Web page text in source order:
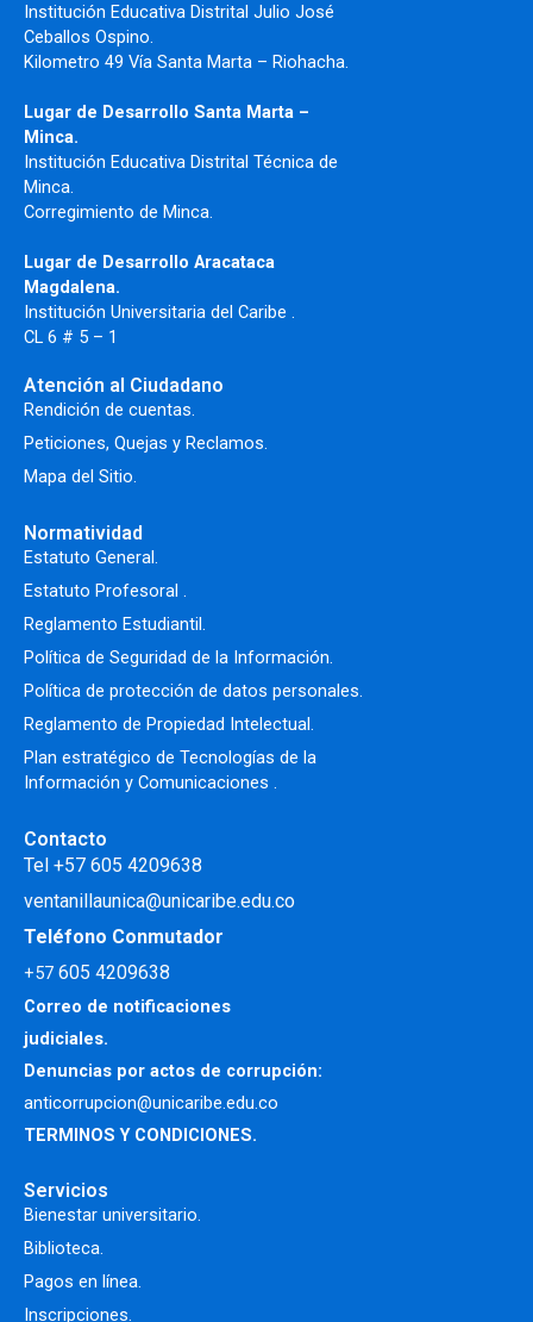
Institución Educativa Distrital Julio José
Ceballos Ospino.
Kilometro 49 Vía Santa Marta – Riohacha.
Lugar de Desarrollo Santa Marta –
Minca.
Institución Educativa Distrital Técnica de
Minca.
Corregimiento de Minca.
Lugar de Desarrollo Aracataca
Magdalena.
Institución Universitaria del Caribe .
CL 6 # 5 – 1
Atención al Ciudadano
Rendición de cuentas.
Peticiones, Quejas y Reclamos.
Mapa del Sitio.
Normatividad
Estatuto General.
Estatuto Profesoral .
Reglamento Estudiantil.
Política de Seguridad de la Información.
Política de protección de datos personales.
Reglamento de Propiedad Intelectual.
Plan estratégico de Tecnologías de la
Información y Comunicaciones .
Contacto
Tel +57 605 4209638
ventanillaunica@unicaribe.edu.co
Teléfono Conmutador
+57 605 4209638
Correo de notificaciones
judiciales.
Denuncias por actos de corrupción:
anticorrupcion@unicaribe.edu.co
TERMINOS Y CONDICIONES.
Servicios
Bienestar universitario.
Biblioteca.
Pagos en línea.
Inscripciones.